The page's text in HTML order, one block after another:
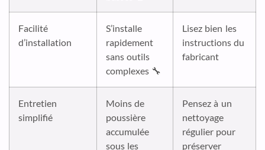
Facilité
d’installation
S’installe
rapidement
sans outils
complexes 🔧
Lisez bien les
instructions du
fabricant
Entretien
simplifié
Moins de
poussière
accumulée
sous les
Pensez à un
nettoyage
régulier pour
préserver